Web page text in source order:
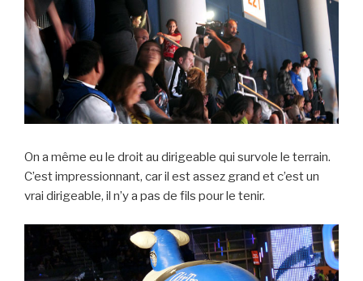
On a même eu le droit au dirigeable qui survole le terrain.
C’est impressionnant, car il est assez grand et c’est un
vrai dirigeable, il n’y a pas de fils pour le tenir.